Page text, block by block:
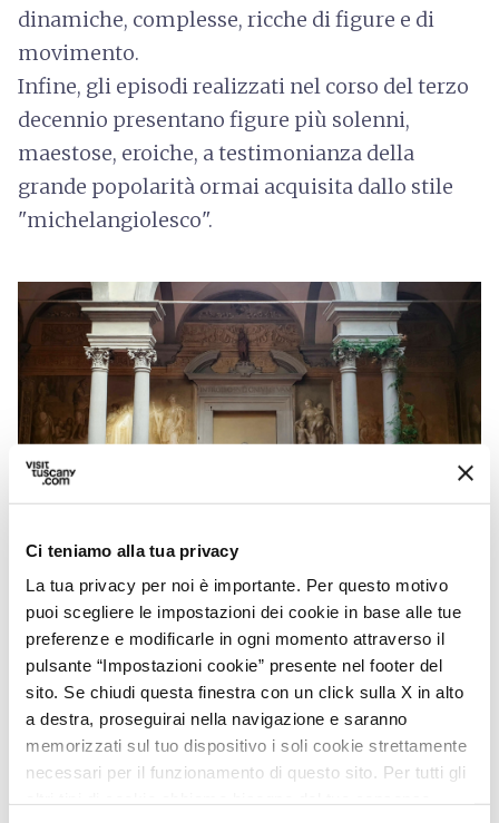
Ci teniamo alla tua privacy
La tua privacy per noi è importante. Per questo motivo
puoi scegliere le impostazioni dei cookie in base alle tue
preferenze e modificarle in ogni momento attraverso il
pulsante “Impostazioni cookie” presente nel footer del
sito. Se chiudi questa finestra con un click sulla X in alto
a destra, proseguirai nella navigazione e saranno
memorizzati sul tuo dispositivo i soli cookie strettamente
necessari per il funzionamento di questo sito. Per tutti gli
dinamiche, complesse, ricche di figure e di
movimento.
Infine, gli episodi realizzati nel corso del terzo
decennio presentano figure più solenni,
maestose, eroiche, a testimonianza della
grande popolarità ormai acquisita dallo stile
"michelangiolesco".
Informazioni sull'accessibilità:
feelflorence.it